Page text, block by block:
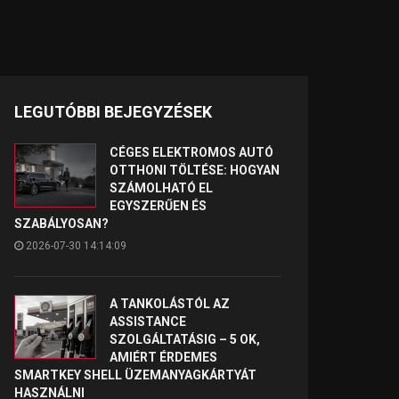
LEGUTÓBBI BEJEGYZÉSEK
CÉGES ELEKTROMOS AUTÓ
OTTHONI TÖLTÉSE: HOGYAN
SZÁMOLHATÓ EL
EGYSZERŰEN ÉS
SZABÁLYOSAN?
2026-07-30 14:14:09
A TANKOLÁSTÓL AZ
ASSISTANCE
SZOLGÁLTATÁSIG – 5 OK,
AMIÉRT ÉRDEMES
SMARTKEY SHELL ÜZEMANYAGKÁRTYÁT
HASZNÁLNI